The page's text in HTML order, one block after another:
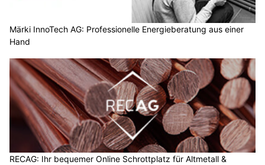
Märki InnoTech AG: Professionelle Energieberatung aus einer
Hand
RECAG: Ihr bequemer Online Schrottplatz für Altmetall &